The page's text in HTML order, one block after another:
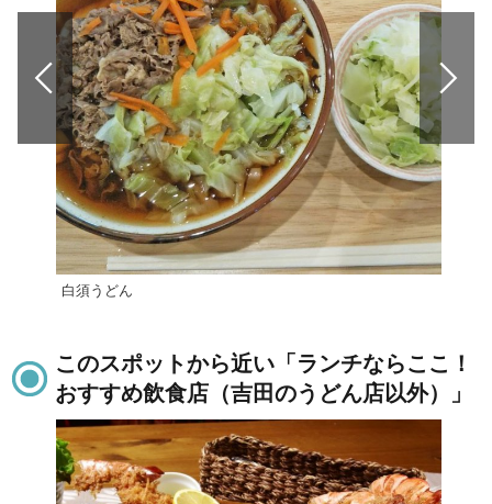
白須うどん
このスポットから近い「ランチならここ！
おすすめ飲食店（吉田のうどん店以外）」